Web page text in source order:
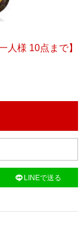
人様 10点まで】
LINEで送る